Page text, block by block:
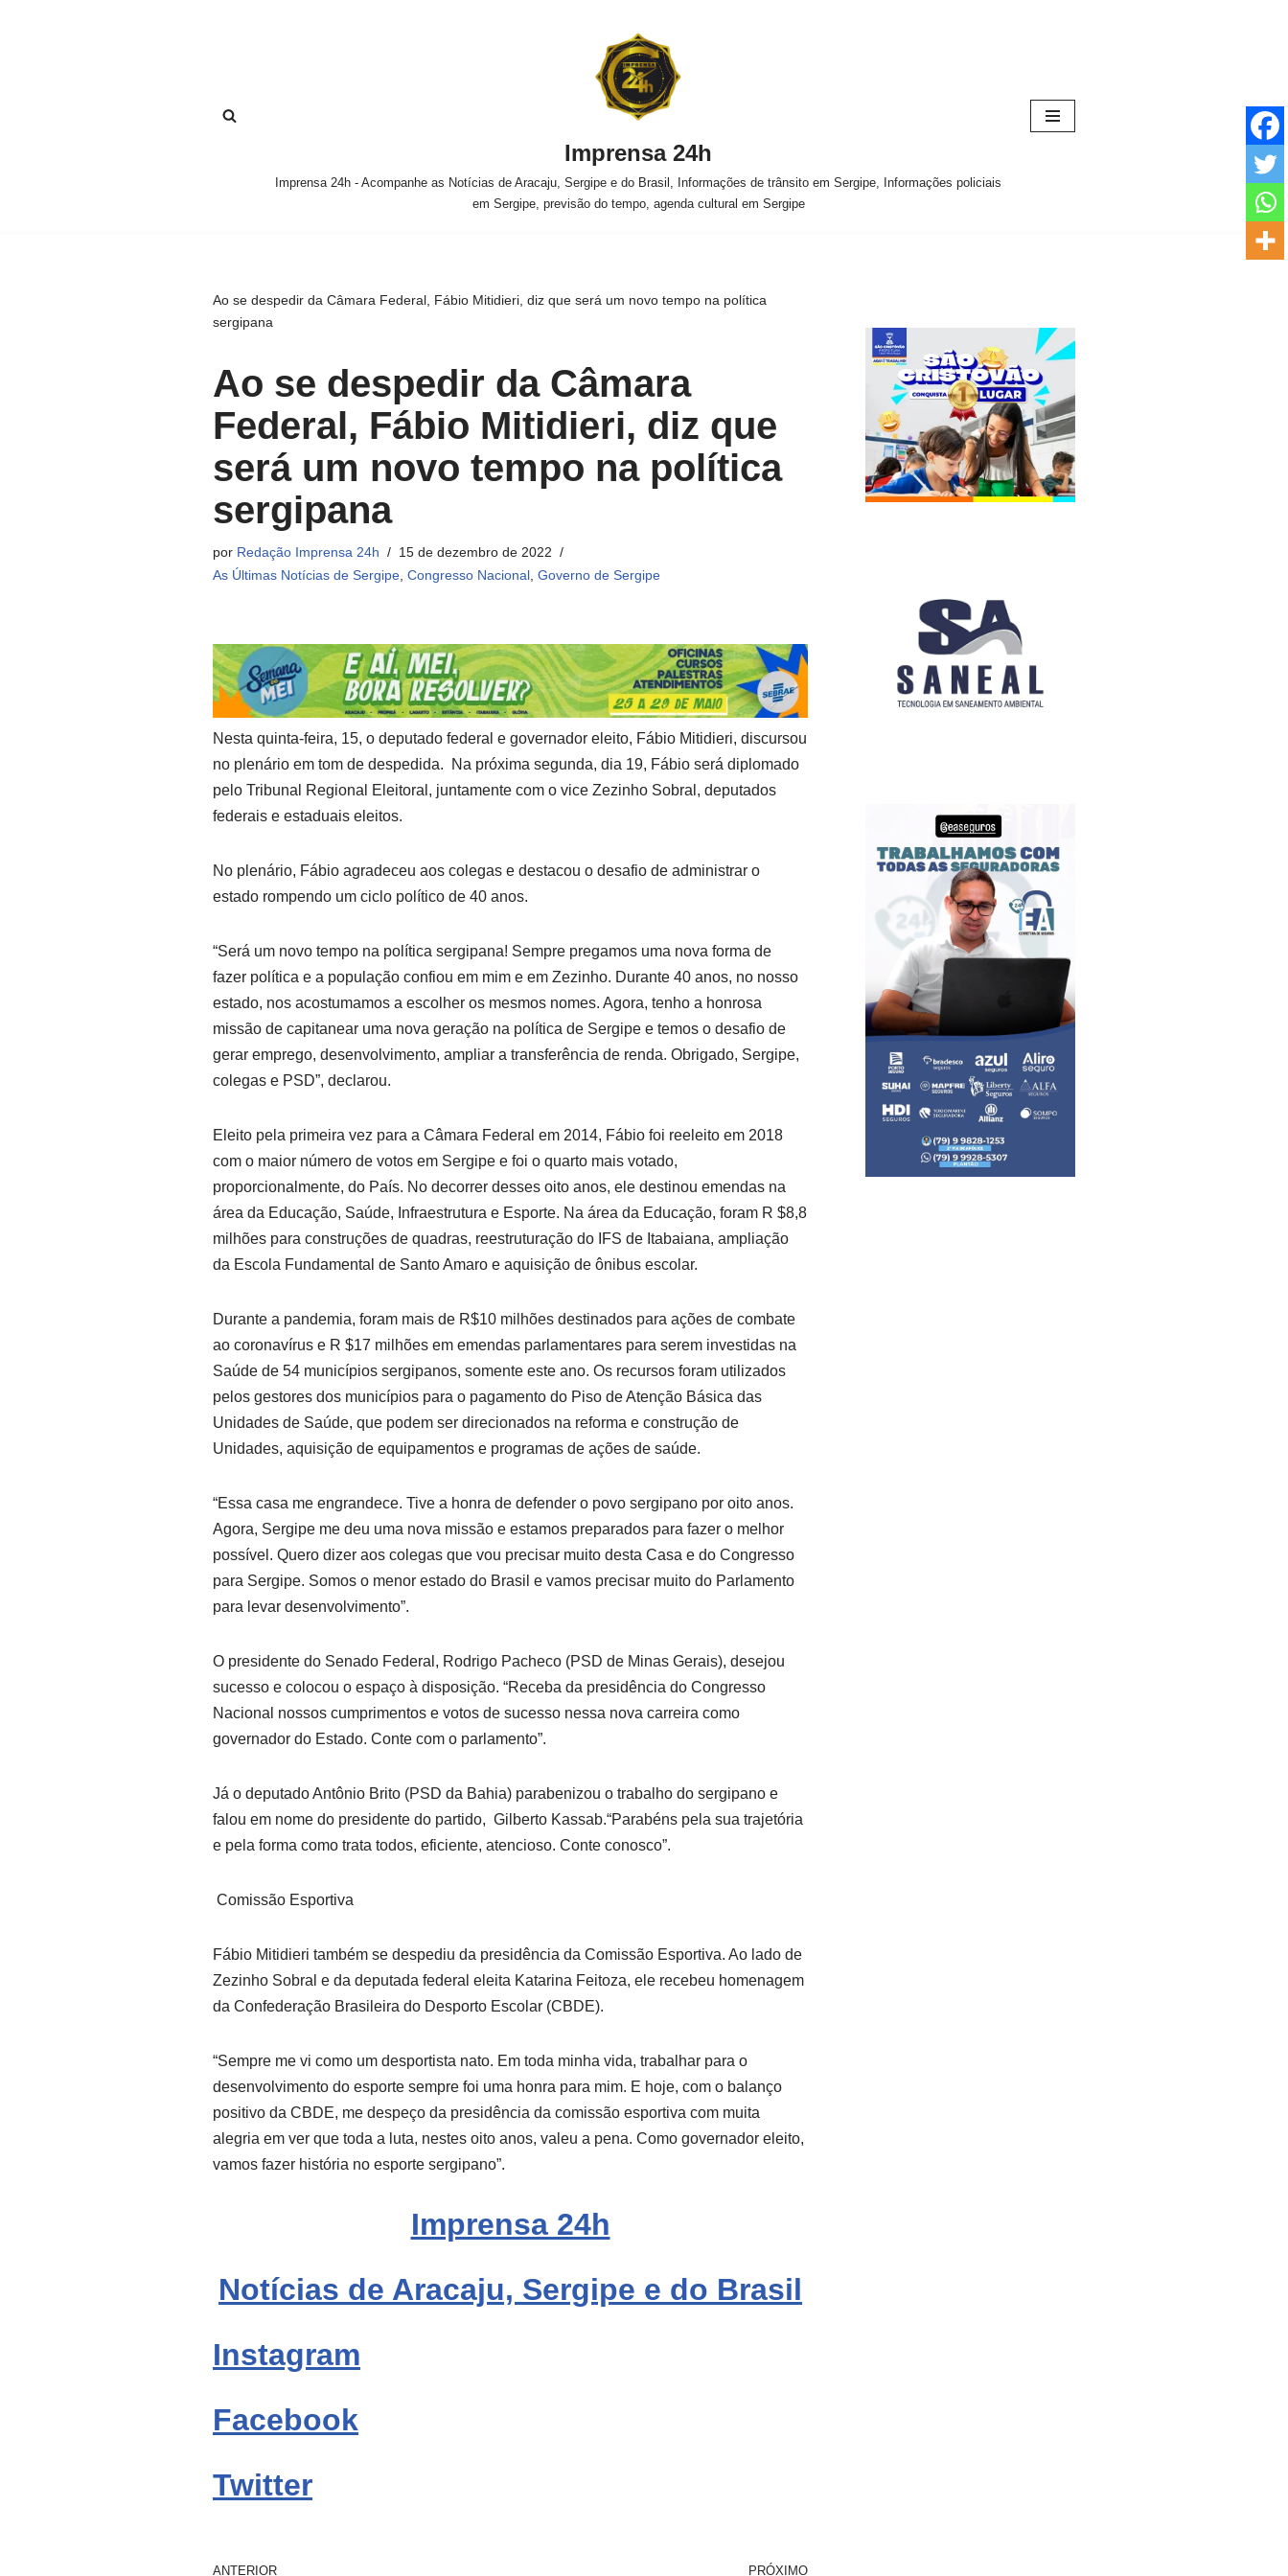
Imprensa 24h
Imprensa 24h - Acompanhe as Notícias de Aracaju, Sergipe e do Brasil, Informações de trânsito em Sergipe, Informações policiais
em Sergipe, previsão do tempo, agenda cultural em Sergipe
Ao se despedir da Câmara Federal, Fábio Mitidieri, diz que será um novo tempo na política
sergipana
Ao se despedir da Câmara
Federal, Fábio Mitidieri, diz que
será um novo tempo na política
sergipana
por Redação Imprensa 24h
15 de dezembro de 2022
As Últimas Notícias de Sergipe Congresso Nacional Governo de Sergipe
Nesta quinta-feira, 15, o deputado federal e governador eleito, Fábio Mitidieri, discursou
no plenário em tom de despedida. Na próxima segunda, dia 19, Fábio será diplomado
pelo Tribunal Regional Eleitoral, juntamente com o vice Zezinho Sobral, deputados
federais e estaduais eleitos.
No plenário, Fábio agradeceu aos colegas e destacou o desafio de administrar o
estado rompendo um ciclo político de 40 anos.
“Será um novo tempo na política sergipana! Sempre pregamos uma nova forma de
fazer política e a população confiou em mim e em Zezinho. Durante 40 anos, no nosso
estado, nos acostumamos a escolher os mesmos nomes. Agora, tenho a honrosa
missão de capitanear uma nova geração na política de Sergipe e temos o desafio de
gerar emprego, desenvolvimento, ampliar a transferência de renda. Obrigado, Sergipe,
colegas e PSD”, declarou.
Eleito pela primeira vez para a Câmara Federal em 2014, Fábio foi reeleito em 2018
com o maior número de votos em Sergipe e foi o quarto mais votado,
proporcionalmente, do País. No decorrer desses oito anos, ele destinou emendas na
área da Educação, Saúde, Infraestrutura e Esporte. Na área da Educação, foram R $8,8
milhões para construções de quadras, reestruturação do IFS de Itabaiana, ampliação
da Escola Fundamental de Santo Amaro e aquisição de ônibus escolar.
Durante a pandemia, foram mais de R$10 milhões destinados para ações de combate
ao coronavírus e R $17 milhões em emendas parlamentares para serem investidas na
Saúde de 54 municípios sergipanos, somente este ano. Os recursos foram utilizados
pelos gestores dos municípios para o pagamento do Piso de Atenção Básica das
Unidades de Saúde, que podem ser direcionados na reforma e construção de
Unidades, aquisição de equipamentos e programas de ações de saúde.
“Essa casa me engrandece. Tive a honra de defender o povo sergipano por oito anos.
Agora, Sergipe me deu uma nova missão e estamos preparados para fazer o melhor
possível. Quero dizer aos colegas que vou precisar muito desta Casa e do Congresso
para Sergipe. Somos o menor estado do Brasil e vamos precisar muito do Parlamento
para levar desenvolvimento”.
O presidente do Senado Federal, Rodrigo Pacheco (PSD de Minas Gerais), desejou
sucesso e colocou o espaço à disposição. “Receba da presidência do Congresso
Nacional nossos cumprimentos e votos de sucesso nessa nova carreira como
governador do Estado. Conte com o parlamento”.
Já o deputado Antônio Brito (PSD da Bahia) parabenizou o trabalho do sergipano e
falou em nome do presidente do partido, Gilberto Kassab.“Parabéns pela sua trajetória
e pela forma como trata todos, eficiente, atencioso. Conte conosco”.
Comissão Esportiva
Fábio Mitidieri também se despediu da presidência da Comissão Esportiva. Ao lado de
Zezinho Sobral e da deputada federal eleita Katarina Feitoza, ele recebeu homenagem
da Confederação Brasileira do Desporto Escolar (CBDE).
“Sempre me vi como um desportista nato. Em toda minha vida, trabalhar para o
desenvolvimento do esporte sempre foi uma honra para mim. E hoje, com o balanço
positivo da CBDE, me despeço da presidência da comissão esportiva com muita
alegria em ver que toda a luta, nestes oito anos, valeu a pena. Como governador eleito,
vamos fazer história no esporte sergipano”.
Imprensa 24h
Notícias de Aracaju, Sergipe e do Brasil
Instagram
Facebook
Twitter
ANTERIOR PRÓXIMO